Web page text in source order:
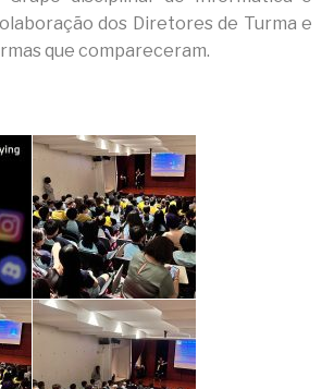
dos Diretores de Turma e
que compareceram.